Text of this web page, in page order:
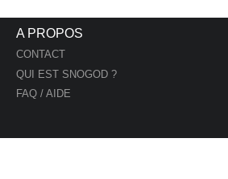
A PROPOS
CONTACT
QUI EST SNOGOD ?
FAQ / AIDE